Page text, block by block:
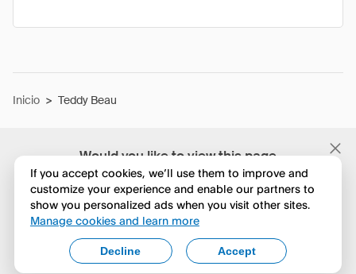
Would you like to view this page
in English?
No, seguir navegando
Yes, change to English
Inicio > Teddy Beau
If you accept cookies, we’ll use them to improve and
customize your experience and enable our partners to
show you personalized ads when you visit other sites.
Manage cookies and learn more
Accept
Decline